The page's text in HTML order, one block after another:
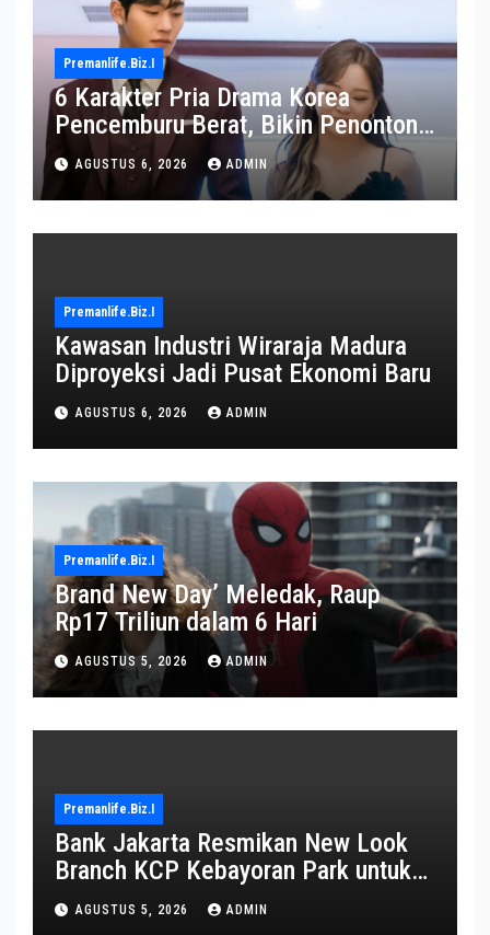
Premanlife.biz.i
6 Karakter Pria Drama Korea
Pencemburu Berat, Bikin Penonton
Gemas
AGUSTUS 6, 2026 ADMIN
Premanlife.biz.i
Kawasan Industri Wiraraja Madura
Diproyeksi Jadi Pusat Ekonomi Baru
AGUSTUS 6, 2026 ADMIN
Premanlife.biz.i
Brand New Day’ Meledak, Raup
Rp17 Triliun dalam 6 Hari
AGUSTUS 5, 2026 ADMIN
Premanlife.biz.i
Bank Jakarta Resmikan New Look
Branch KCP Kebayoran Park untuk
Transformasi Layanan
AGUSTUS 5, 2026 ADMIN